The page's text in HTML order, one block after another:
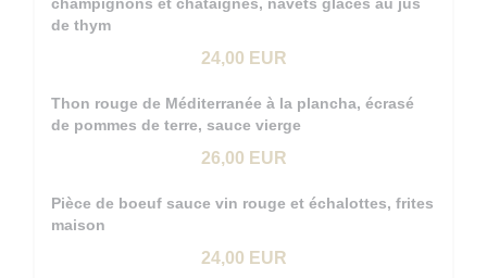
de thym
24,00 EUR
Thon rouge de Méditerranée à la plancha, écrasé
de pommes de terre, sauce vierge
26,00 EUR
Pièce de boeuf sauce vin rouge et échalottes, frites
maison
24,00 EUR